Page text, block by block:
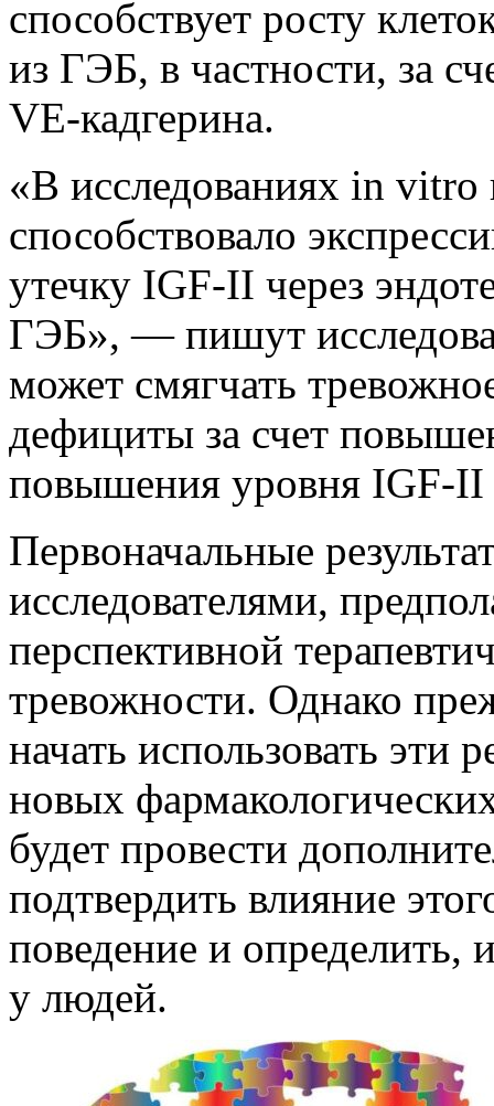
способствует росту
из ГЭБ, в частности, за
VE-кадгерина.
«В исследованиях in
способствовало
утечку IGF-II через
ГЭБ», — пишут
может смягчать
дефициты за счет
повышения уровня IGF-II
Первоначальные
исследователями,
перспективной
тревожности. Однако
начать использовать эти
новых
будет провести
подтвердить влияние
поведение и определить,
у людей.